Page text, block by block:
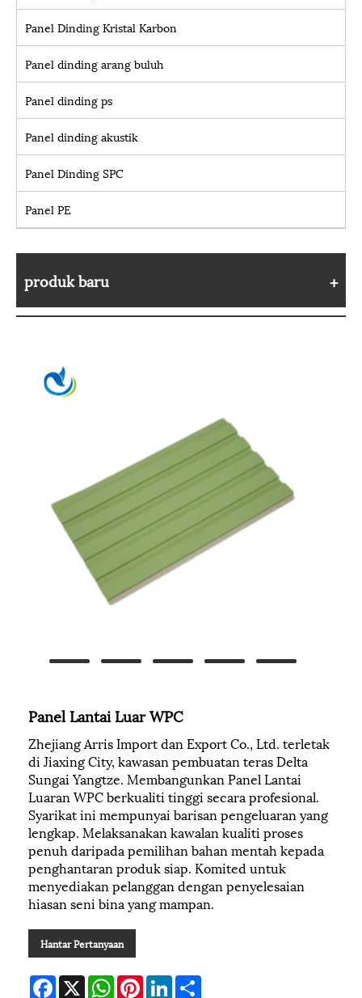
Panel Dinding Kristal Karbon
Panel dinding arang buluh
Panel dinding ps
Panel dinding akustik
Panel Dinding SPC
Panel PE
produk baru
Panel Lantai Luar WPC
Zhejiang Arris Import dan Export Co., Ltd. terletak
di Jiaxing City, kawasan pembuatan teras Delta
Sungai Yangtze. Membangunkan Panel Lantai
Luaran WPC berkualiti tinggi secara profesional.
Syarikat ini mempunyai barisan pengeluaran yang
lengkap. Melaksanakan kawalan kualiti proses
penuh daripada pemilihan bahan mentah kepada
penghantaran produk siap. Komited untuk
menyediakan pelanggan dengan penyelesaian
hiasan seni bina yang mampan.
Hantar Pertanyaan
Facebook
X WhatsAppPinterestLinkedIn